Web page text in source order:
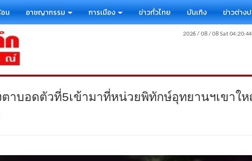
น อาชญากรรม การเมือง ข่าวทั่วไทย บันเทิง ข่าวต่าง
าบอดตัวที่5เข้ามาที่หน่วยพิทักษ์อุทยานฯเขาใ